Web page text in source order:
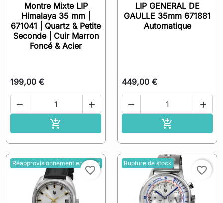
Montre Mixte LIP
Himalaya 35 mm |
671041 | Quartz & Petite
Seconde | Cuir Marron
Foncé & Acier
199,00 €
 

LIP GENERAL DE
GAULLE 35mm 671881
Automatique
449,00 €
 

Réapprovisionnement en cours
favorite_border
Rupture de stock
favorite_border